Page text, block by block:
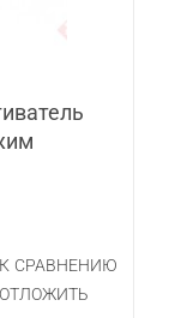
К СРАВНЕНИЮ
ОТЛОЖИТЬ